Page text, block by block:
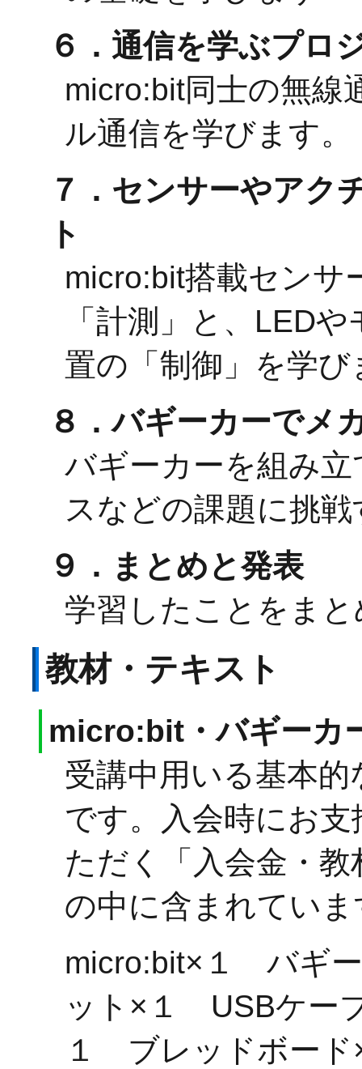
６．通信を学ぶプロ
micro:bit同士の無線
ル通信を学びます。
７．センサーやアク
ト
micro:bit搭載センサ
「計測」と、LED
置の「制御」を学び
８．バギーカーでメ
バギーカーを組み
スなどの課題に挑
９．まとめと発表
学習したことをま
教材・テキスト
micro:bit・バギーカ
受講中用いる基本的
です。入会時にお支
ただく「入会金・教
の中に含まれていま
micro:bit×１ バギ
ット×１ USBケー
１ ブレッドボー